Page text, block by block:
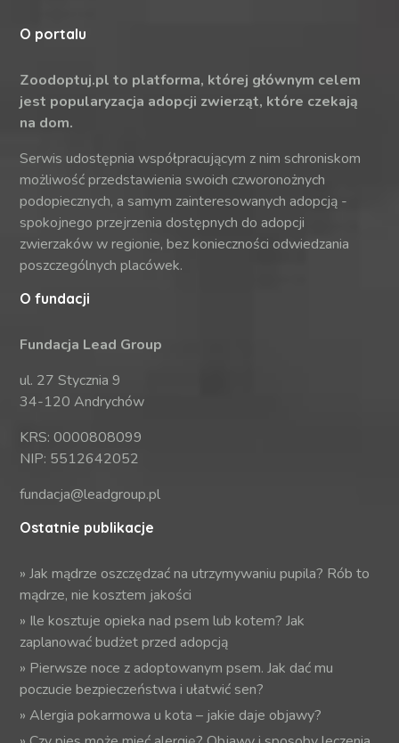
O portalu
Zoodoptuj.pl to platforma, której głównym celem
jest popularyzacja adopcji zwierząt, które czekają
na dom.
Serwis udostępnia współpracującym z nim schroniskom
możliwość przedstawienia swoich czworonożnych
podopiecznych, a samym zainteresowanych adopcją -
spokojnego przejrzenia dostępnych do adopcji
zwierzaków w regionie, bez konieczności odwiedzania
poszczególnych placówek.
O fundacji
Fundacja Lead Group
ul. 27 Stycznia 9
34-120 Andrychów
KRS: 0000808099
NIP: 5512642052
fundacja@leadgroup.pl
Ostatnie publikacje
»Jak mądrze oszczędzać na utrzymywaniu pupila? Rób to
mądrze, nie kosztem jakości
» Ile kosztuje opieka nad psem lub kotem? Jak
zaplanować budżet przed adopcją
» Pierwsze noce z adoptowanym psem. Jak dać mu
poczucie bezpieczeństwa i ułatwić sen?
»Alergia pokarmowa u kota – jakie daje objawy?